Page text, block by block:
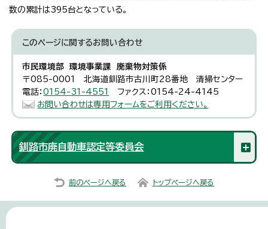
数の累計は395台となっている。
このページに関するお問い合わせ
市民環境部 環境事業課 廃棄物対策係
〒085-0001 北海道釧路市古川町28番地 清掃センター
電話：0154-31-4551
ファクス：0154-24-4145
お問い合わせは専用フォームをご利用ください。
釧路市廃自動車認定等委員会
前のページへ戻る トップページへ戻る